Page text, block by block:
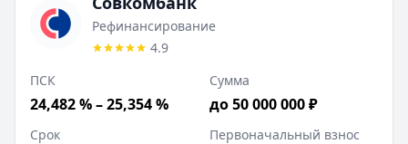
Рефинансирование
4.9
ПСК
24,482 % – 25,354 %
Сумма
до 50 000 000 ₽
Срок Первоначальный взнос